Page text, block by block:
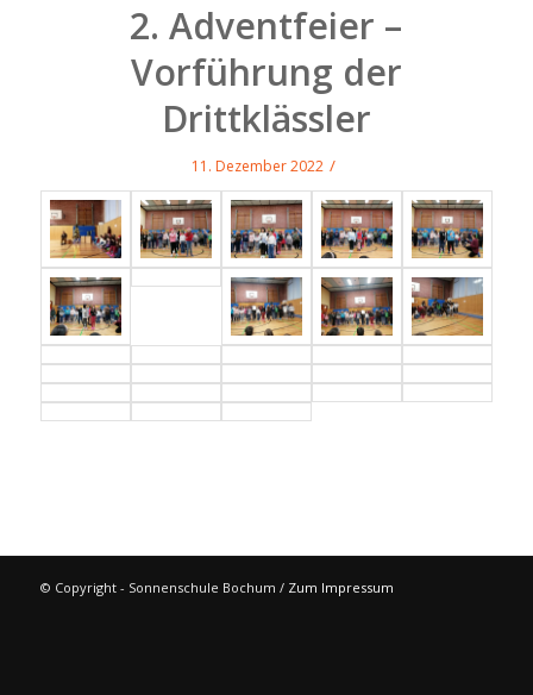
2. Adventfeier –
Vorführung der
Drittklässler
11. Dezember 2022 /
© Copyright - Sonnenschule Bochum / Zum Impressum